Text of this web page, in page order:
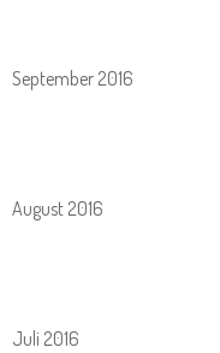
September 2016
August 2016
Juli 2016